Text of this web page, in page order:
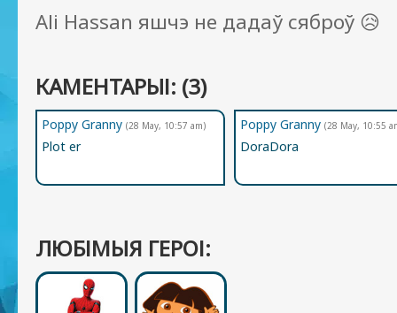
Ali Hassan яшчэ не дадаў сяброў 😥
КАМЕНТАРЫІ: (3)
Poppy Granny (28 May, 10:57 am)
Plot er
Poppy Granny (28 May, 10:55
DoraDora
ЛЮБІМЫЯ ГЕРОІ: